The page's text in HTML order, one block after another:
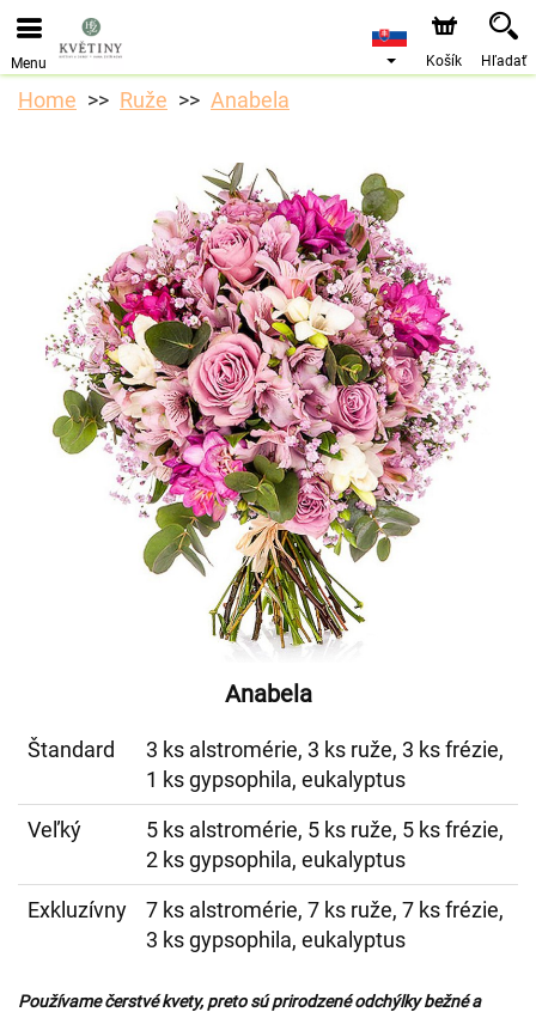
Objednávky prijímame prostredníctvom nášho e-shopu.
Najskorší možný termín doručenia je od 10.8.2026 z
Menu Košík Hľadať
Home Ruže Anabela
Anabela
Štandard
3 ks alstromérie, 3 ks ruže, 3 ks frézie,
1 ks gypsophila, eukalyptus
Veľký
5 ks alstromérie, 5 ks ruže, 5 ks frézie,
2 ks gypsophila, eukalyptus
Exkluzívny
7 ks alstromérie, 7 ks ruže, 7 ks frézie,
3 ks gypsophila, eukalyptus
Používame čerstvé kvety, preto sú prirodzené odchýlky bežné a